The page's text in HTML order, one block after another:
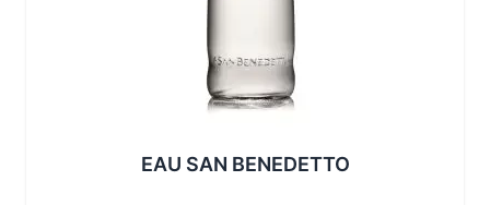
EAU SAN BENEDETTO